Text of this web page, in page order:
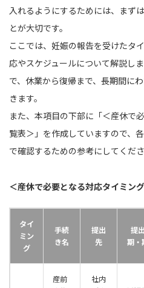
入れるようにするためには、まず
とが大切です。
ここでは、妊娠の報告を受けたタ
応やスケジュールについて解説し
で、休業から復帰まで、長期間に
きます。
また、本項目の下部に「＜産休で
覧表＞」を作成していますので、
で確認するための参考にしてくださ
＜産休で必要となる対応タイミン
タイ
ミン
グ
手続
き名
提出
先
提
期・
産前
社内